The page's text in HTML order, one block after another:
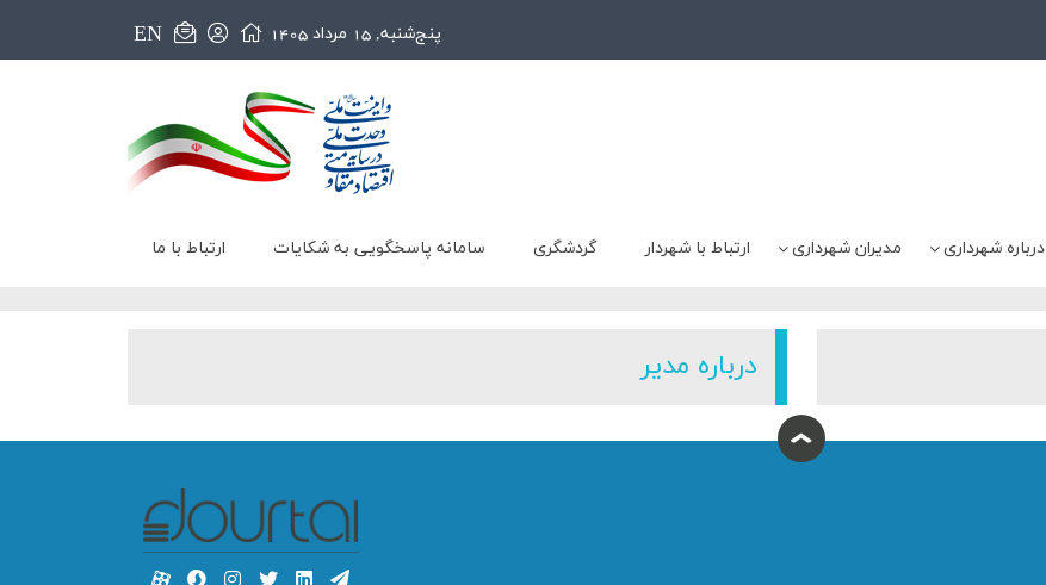
پنج‌شنبه, 15 مرداد 1405 EN
درباره شهرداری مدیران شهرداری ارتباط با شهردار گردشگری سامانه پاسخگویی به شکایات ارتباط با ما
درباره مدیر